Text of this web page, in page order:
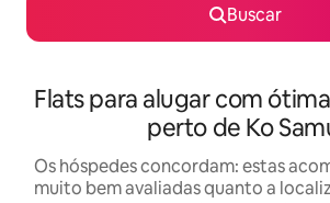
Buscar
Flats para alugar com
perto de Ko
Os hóspedes concordam: estas
muito bem avaliadas quanto a